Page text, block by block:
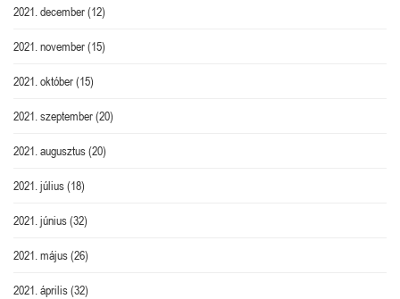
2021. december(12)
2021. november(15)
2021. október(15)
2021. szeptember(20)
2021. augusztus(20)
2021. július(18)
2021. június(32)
2021. május(26)
2021. április(32)